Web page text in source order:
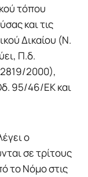
τόπου
και τις
Δικαίου (Ν.
Π.δ.
2000),
95/46/ΕΚ και
ο
σε τρίτους
το Νόμο στις